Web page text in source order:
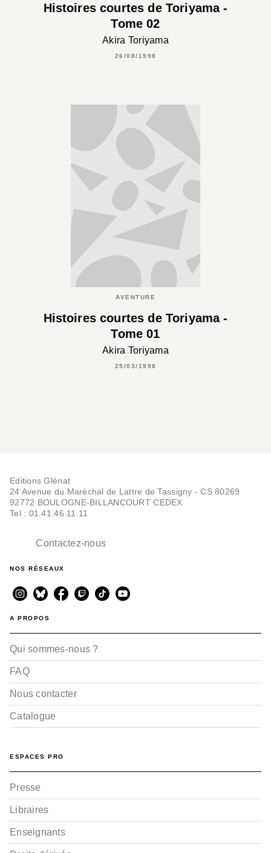
Histoires courtes de Toriyama -
Tome 02
Akira Toriyama
26/08/1998
AVENTURE
Histoires courtes de Toriyama -
Tome 01
Akira Toriyama
25/03/1998
Editions Glénat
24 Avenue du Maréchal de Lattre de Tassigny - CS 80269
92772 BOULOGNE-BILLANCOURT CEDEX
Tel : 01.41.46.11.11
Contactez-nous
NOS RÉSEAUX
A PROPOS
Qui sommes-nous ?
FAQ
Nous contacter
Catalogue
ESPACES PRO
Presse
Libraires
Enseignants